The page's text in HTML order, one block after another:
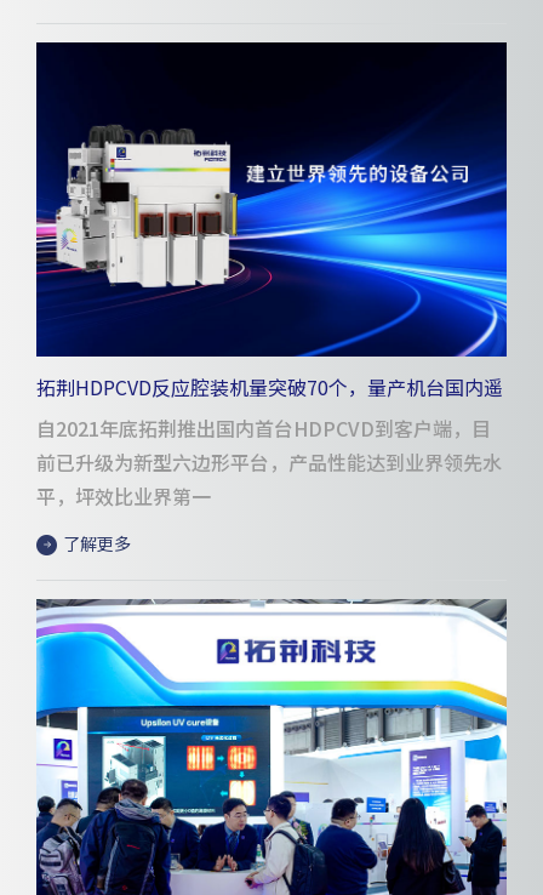
拓荆HDPCVD反应腔装机量突破70个，量产机台国内遥
遥领先
自2021年底拓荆推出国内首台HDPCVD到客户端，目
前已升级为新型六边形平台，产品性能达到业界领先水
平，坪效比业界第一
了解更多